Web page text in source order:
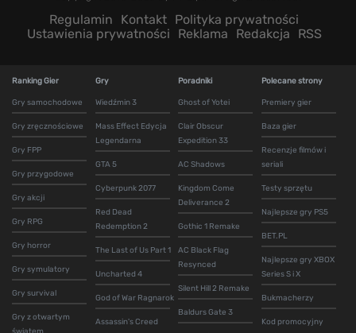
Regulamin Kontakt Polityka prywatności
Ustawienia prywatności
Reklama Redakcja RSS
Ranking Gier
Gry samochodowe
Gry zręcznościowe
Gry FPP
Gry przygodowe
Gry akcji
Gry RPG
Gry horror
Gry symulatory
Gry survival
Gry z otwartym
Gry
Wiedźmin 3
Mass Effect Edycja
Legendarna
GTA 5
Cyberpunk 2077
Red Dead
Redemption 2
The Last of Us Part 1
Uncharted 4
God of War Ragnarok
Assassin's Creed
Poradniki
Ghost of Yotei
Clair Obscur
Expedition 33
AC Shadows
Kingdom Come
Deliverance 2
Gothic 1 Remake
AC Black Flag
Resynced
Silent Hill 2 Remake
Baldurs Gate 3
Polecane strony
Premiery gier
Baza gier
Recenzje filmów i
seriali
Testy sprzętu
Najlepsze gry PS5
BET.PL
Najlepsze gry XBOX
Series S i X
Bukmacherzy
Kod promocyjny